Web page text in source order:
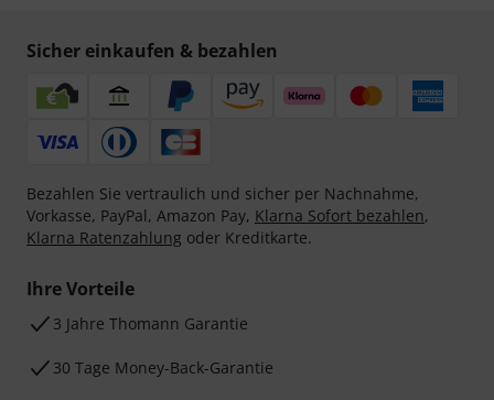
Sicher einkaufen & bezahlen
Bezahlen Sie vertraulich und sicher per Nachnahme,
Vorkasse, PayPal, Amazon Pay, Klarna Sofort bezahlen,
Klarna Ratenzahlung oder Kreditkarte.
Ihre Vorteile
3 Jahre Thomann Garantie
30 Tage Money-Back-Garantie